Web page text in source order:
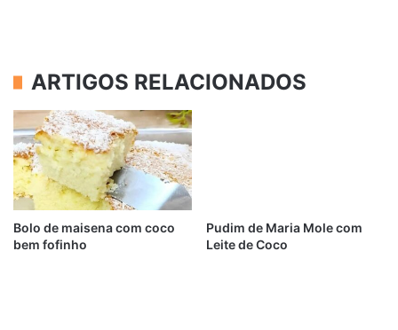
ARTIGOS RELACIONADOS
Bolo de maisena com coco
bem fofinho
Pudim de Maria Mole com
Leite de Coco